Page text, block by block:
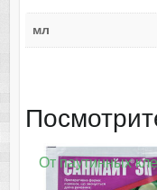
мл
От паутинных